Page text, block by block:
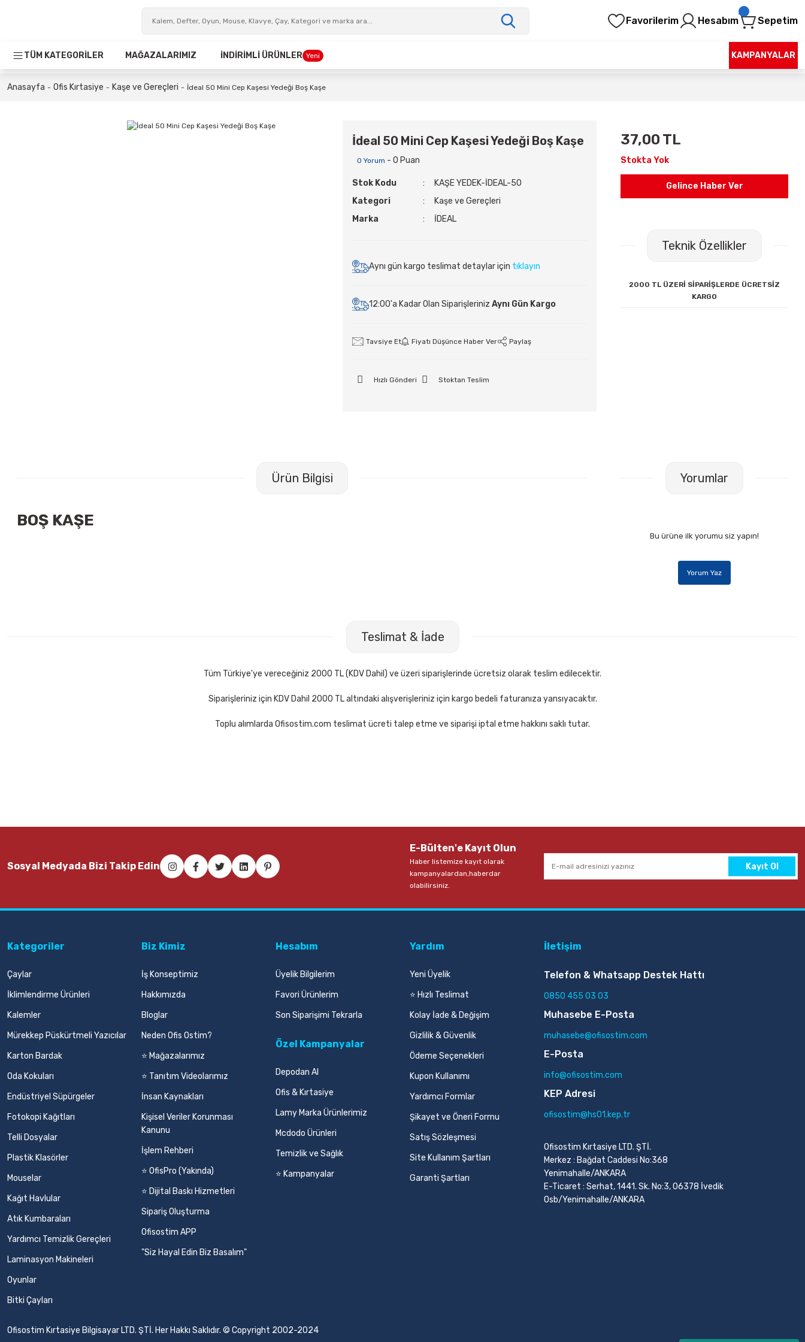
Favorilerim Hesabım Sepetim
TÜM KATEGORİLER MAĞAZALARIMIZ İNDİRİMLİ ÜRÜNLER Yeni KAMPANYALAR
Anasayfa Ofis Kırtasiye Kaşe ve Gereçleri İdeal 50 Mini Cep Kaşesi Yedeği Boş Kaşe
İdeal 50 Mini Cep Kaşesi Yedeği Boş Kaşe
0 Yorum - 0 Puan
Stok Kodu
KAŞE YEDEK-İDEAL-50
Kategori
Kaşe ve Gereçleri
Marka
İDEAL
Aynı gün kargo teslimat detaylar için tıklayın
12:00'a Kadar Olan Siparişleriniz Aynı Gün Kargo
Tavsiye Et Fiyatı Düşünce Haber Ver Paylaş
Hızlı Gönderi Stoktan Teslim
37,00 TL
Stokta Yok
Gelince Haber Ver
Teknik Özellikler
2000 TL ÜZERİ SİPARİŞLERDE ÜCRETSİZ
KARGO
Ürün Bilgisi
BOŞ KAŞE
Yorumlar
Bu ürüne ilk yorumu siz yapın!
Yorum Yaz
Teslimat & İade
Tüm Türkiye'ye vereceğiniz 2000 TL (KDV Dahil) ve üzeri siparişlerinde ücretsiz olarak teslim edilecektir.
Siparişleriniz için KDV Dahil 2000 TL altındaki alışverişleriniz için kargo bedeli faturanıza yansıyacaktır.
Toplu alımlarda Ofisostim.com teslimat ücreti talep etme ve siparişi iptal etme hakkını saklı tutar.
Sosyal Medyada Bizi Takip Edin
E-Bülten'e Kayıt Olun
Haber listemize kayıt olarak
kampanyalardan,haberdar
olabilirsiniz.
Kayıt Ol
Kategoriler
Çaylar
İklimlendirme Ürünleri
Kalemler
Mürekkep Püskürtmeli Yazıcılar
Karton Bardak
Oda Kokuları
Endüstriyel Süpürgeler
Fotokopi Kağıtları
Telli Dosyalar
Plastik Klasörler
Mouselar
Kağıt Havlular
Atık Kumbaraları
Yardımcı Temizlik Gereçleri
Laminasyon Makineleri
Oyunlar
Bitki Çayları
Biz Kimiz
İş Konseptimiz
Hakkımızda
Bloglar
Neden Ofis Ostim?
⭐ Mağazalarımız
⭐ Tanıtım Videolarımız
İnsan Kaynakları
Kişisel Veriler Korunması
Kanunu
İşlem Rehberi
⭐ OfisPro (Yakında)
⭐ Dijital Baskı Hizmetleri
Sipariş Oluşturma
Ofisostim APP
"Siz Hayal Edin Biz Basalım"
Hesabım
Üyelik Bilgilerim
Favori Ürünlerim
Son Siparişimi Tekrarla
Özel Kampanyalar
Depodan Al
Ofis & Kırtasiye
Lamy Marka Ürünlerimiz
Mcdodo Ürünleri
Temizlik ve Sağlık
⭐ Kampanyalar
Yardım
Yeni Üyelik
⭐ Hızlı Teslimat
Kolay İade & Değişim
Gizlilik & Güvenlik
Ödeme Seçenekleri
Kupon Kullanımı
Yardımcı Formlar
Şikayet ve Öneri Formu
Satış Sözleşmesi
Site Kullanım Şartları
Garanti Şartları
İletişim
Telefon & Whatsapp Destek Hattı
0850 455 03 03
Muhasebe E-Posta
muhasebe@ofisostim.com
E-Posta
info@ofisostim.com
KEP Adresi
ofisostim@hs01.kep.tr
Ofisostim Kırtasiye LTD. ŞTİ.
Merkez : Bağdat Caddesi No:368
Yenimahalle/ANKARA
E-Ticaret : Serhat, 1441. Sk. No:3, 06378 İvedik
Osb/Yenimahalle/ANKARA
Ofisostim Kırtasiye Bilgisayar LTD. ŞTİ. Her Hakkı Saklıdır. © Copyright 2002-2024